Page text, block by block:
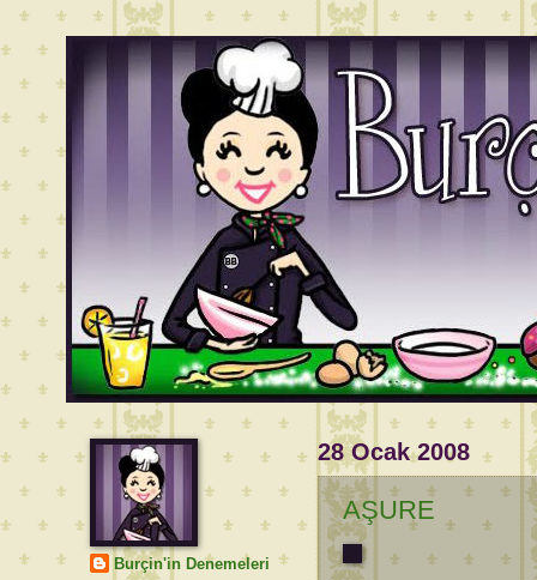
28 Ocak 2008
AŞURE
Burçin'in Denemeleri